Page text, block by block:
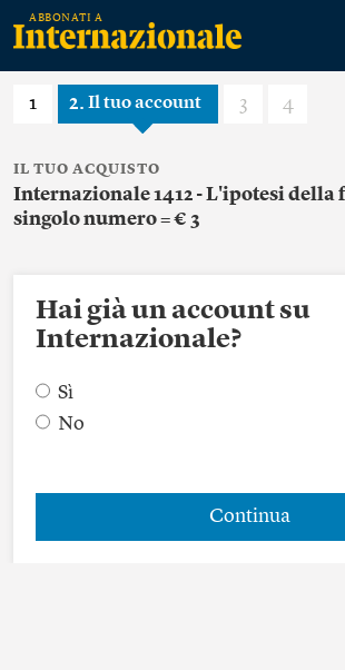
1 2 Il tuo account 3 4
IL TUO ACQUISTO
Internazionale 1412 - L'ipotesi della
singolo numero = € 3
Hai già un account su
Internazionale?
Sì
No
Continua